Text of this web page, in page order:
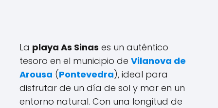
La playa As Sinas es un auténtico
tesoro en el municipio de Vilanova de
Arousa (Pontevedra), ideal para
disfrutar de un día de sol y mar en un
entorno natural. Con una longitud de